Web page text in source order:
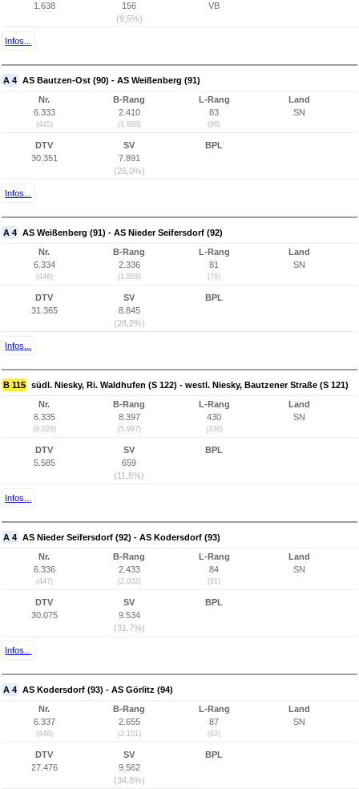
1.638
156
(9,5%)
VB
Infos...
A 4 AS Bautzen-Ost (90) - AS Weißenberg (91)
Nr.
6.333
(445)
B-Rang
2.410
(1.989)
L-Rang
83
(80)
Land
SN
DTV
30.351
SV
7.891
(26,0%)
BPL
Infos...
A 4 AS Weißenberg (91) - AS Nieder Seifersdorf (92)
Nr.
6.334
(446)
B-Rang
2.336
(1.955)
L-Rang
81
(78)
Land
SN
DTV
31.365
SV
8.845
(28,2%)
BPL
Infos...
B 115 südl. Niesky, Ri. Waldhufen (S 122) - westl. Niesky, Bautzener Straße (S 121)
Nr.
6.335
(9.028)
B-Rang
8.397
(5.997)
L-Rang
430
(338)
Land
SN
DTV
5.585
SV
659
(11,8%)
BPL
Infos...
A 4 AS Nieder Seifersdorf (92) - AS Kodersdorf (93)
Nr.
6.336
(447)
B-Rang
2.433
(2.002)
L-Rang
84
(81)
Land
SN
DTV
30.075
SV
9.534
(31,7%)
BPL
Infos...
A 4 AS Kodersdorf (93) - AS Görlitz (94)
Nr.
6.337
(448)
B-Rang
2.655
(2.101)
L-Rang
87
(83)
Land
SN
DTV
27.476
SV
9.562
(34,8%)
BPL